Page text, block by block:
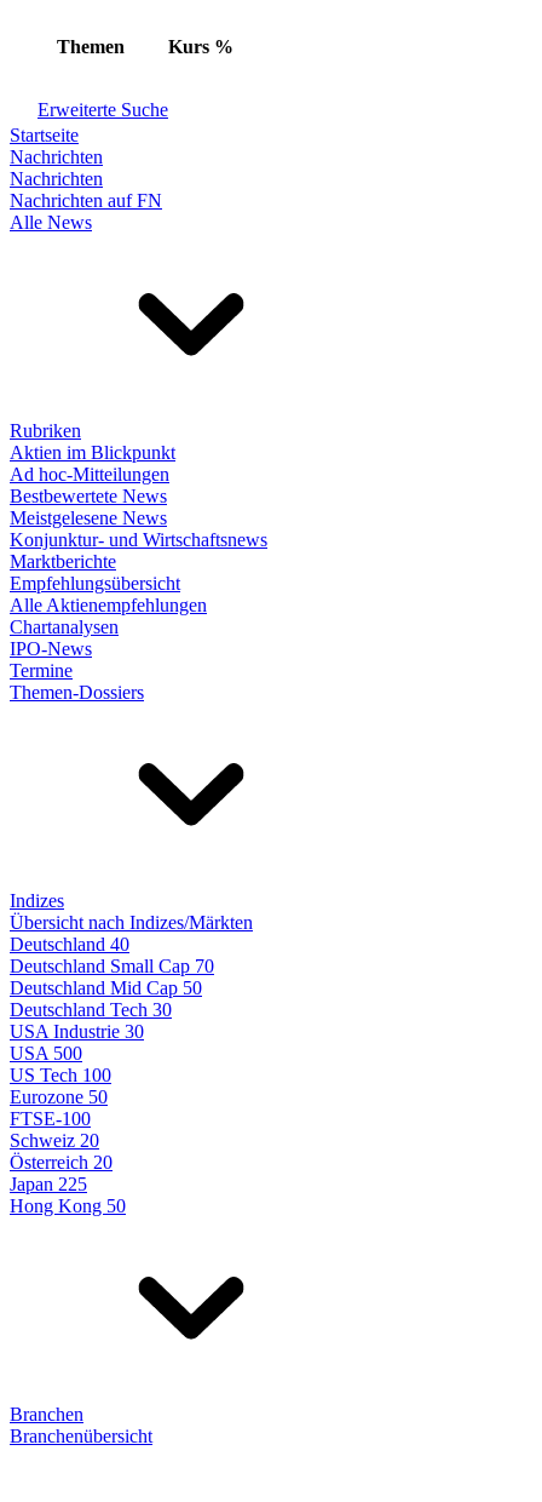
Themen Kurs %
Erweiterte Suche
Startseite
Nachrichten
Nachrichten
Nachrichten auf FN
Alle News
Rubriken
Aktien im Blickpunkt
Ad hoc-Mitteilungen
Bestbewertete News
Meistgelesene News
Konjunktur- und Wirtschaftsnews
Marktberichte
Empfehlungsübersicht
Alle Aktienempfehlungen
Chartanalysen
IPO-News
Termine
Themen-Dossiers
Indizes
Übersicht nach Indizes/Märkten
Deutschland 40
Deutschland Small Cap 70
Deutschland Mid Cap 50
Deutschland Tech 30
USA Industrie 30
USA 500
US Tech 100
Eurozone 50
FTSE-100
Schweiz 20
Österreich 20
Japan 225
Hong Kong 50
Branchen
Branchenübersicht